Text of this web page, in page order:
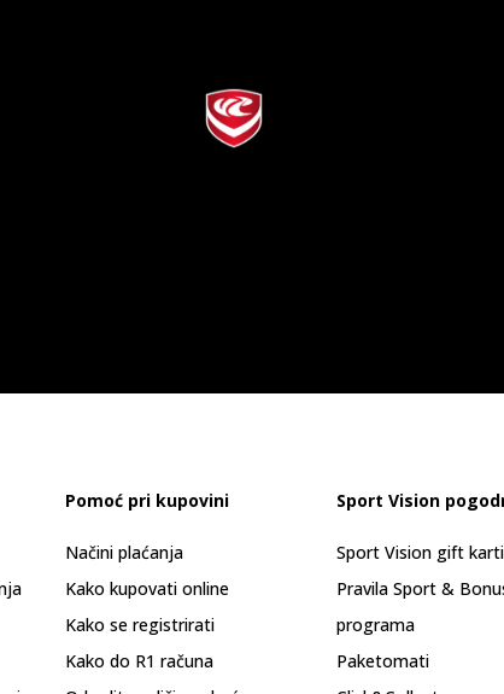
Pomoć pri kupovini
Načini plaćanja
Kako kupovati online
Kako se registrirati
Kako do R1 računa
Sport Vision
Sport Vision gift
Pravila Sport &
programa
Paketomati